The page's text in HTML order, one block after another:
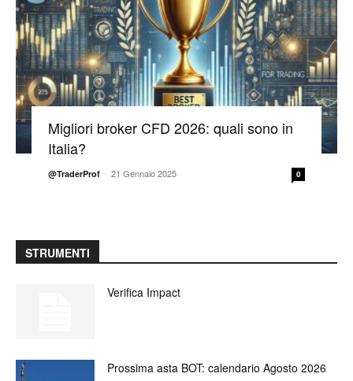
Migliori broker CFD 2026: quali sono in
Italia?
@TraderProf - 21 Gennaio 2025 0
STRUMENTI
Verifica Impact
Prossima asta BOT: calendario Agosto 2026